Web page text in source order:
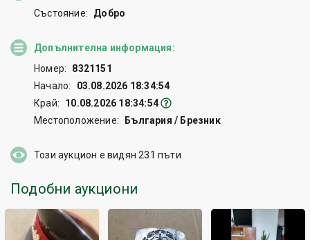
Състояние:
Добро
Допълнителна информация:
Номер:
8321151
Начало:
03.08.2026 18:34:54
Край:
10.08.2026 18:34:54
Местоположение:
България / Брезник
Този аукцион е видян231 пъти
Подобни аукциони